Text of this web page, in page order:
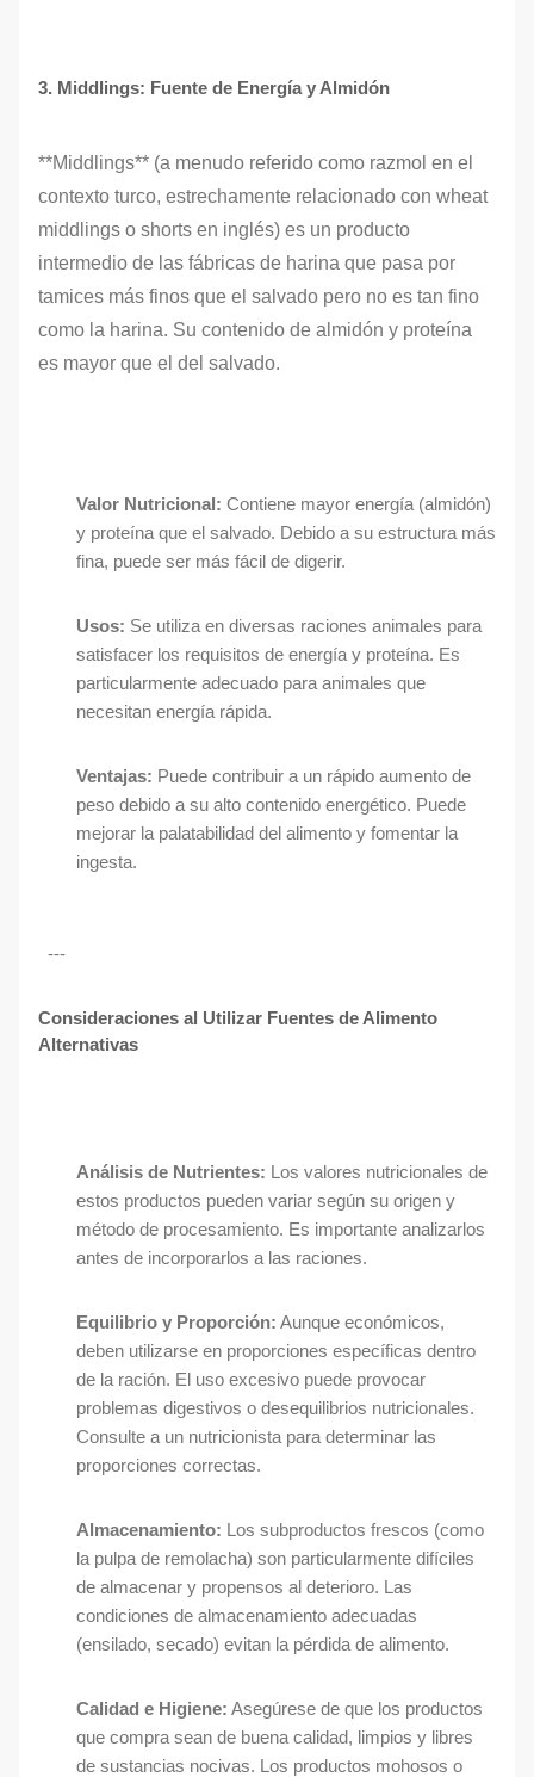
3. Middlings: Fuente de Energía y Almidón
**Middlings** (a menudo referido como razmol en el
contexto turco, estrechamente relacionado con wheat
middlings o shorts en inglés) es un producto
intermedio de las fábricas de harina que pasa por
tamices más finos que el salvado pero no es tan fino
como la harina. Su contenido de almidón y proteína
es mayor que el del salvado.
Valor Nutricional: Contiene mayor energía (almidón)
y proteína que el salvado. Debido a su estructura más
fina, puede ser más fácil de digerir.
Usos: Se utiliza en diversas raciones animales para
satisfacer los requisitos de energía y proteína. Es
particularmente adecuado para animales que
necesitan energía rápida.
Ventajas: Puede contribuir a un rápido aumento de
peso debido a su alto contenido energético. Puede
mejorar la palatabilidad del alimento y fomentar la
ingesta.
---
Consideraciones al Utilizar Fuentes de Alimento
Alternativas
Análisis de Nutrientes: Los valores nutricionales de
estos productos pueden variar según su origen y
método de procesamiento. Es importante analizarlos
antes de incorporarlos a las raciones.
Equilibrio y Proporción: Aunque económicos,
deben utilizarse en proporciones específicas dentro
de la ración. El uso excesivo puede provocar
problemas digestivos o desequilibrios nutricionales.
Consulte a un nutricionista para determinar las
proporciones correctas.
Almacenamiento: Los subproductos frescos (como
la pulpa de remolacha) son particularmente difíciles
de almacenar y propensos al deterioro. Las
condiciones de almacenamiento adecuadas
(ensilado, secado) evitan la pérdida de alimento.
Calidad e Higiene: Asegúrese de que los productos
que compra sean de buena calidad, limpios y libres
de sustancias nocivas. Los productos mohosos o